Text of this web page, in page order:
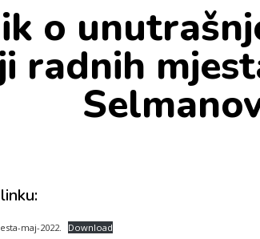
o
radnih
maj-2022. Download